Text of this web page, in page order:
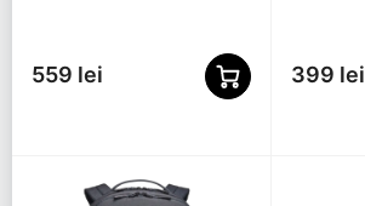
559 lei 399 lei